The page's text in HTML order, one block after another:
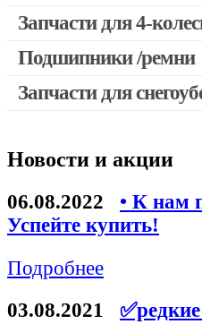
Двигатели, редукторы
Выключатели,
Запчасти для УШМ
Запчасти для
Запчасти для
Конденсаторы
Ремни для
Запчасти для 4-
Подшипники /ремни
Запчасти для
Новости и акции
06.08.2022
• К нам
Успейте купить!
Подробнее
03.08.2021